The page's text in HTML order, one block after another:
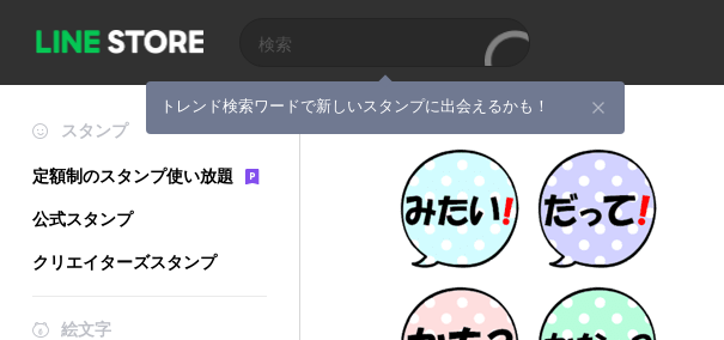
トレンド検索ワードで新しいスタンプに出会えるかも！
スタンプ
定額制のスタンプ使い放題
公式スタンプ
クリエイターズスタンプ
絵文字